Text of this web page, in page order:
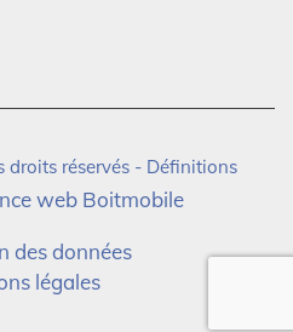
droits réservés - Définitions
web Boitmobile
des données
légales